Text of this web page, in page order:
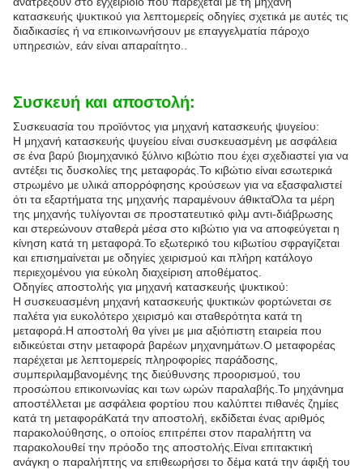
κατασκευής ψυκτικού για λεπτομερείς οδηγίες σχετικά με αυτές τις
διαδικασίες ή να επικοινωνήσουν με επαγγελματία πάροχο
υπηρεσιών, εάν είναι απαραίτητο..
Συσκευή και αποστολή:
Συσκευασία του προϊόντος για μηχανή κατασκευής ψυγείου:
Η μηχανή κατασκευής ψυγείου είναι συσκευασμένη με ασφάλεια
σε ένα βαρύ βιομηχανικό ξύλινο κιβώτιο που έχει σχεδιαστεί για να
αντέξει τις δυσκολίες της μεταφοράς.Το κιβώτιο είναι εσωτερικά
στρωμένο με υλικά απορρόφησης κρούσεων για να εξασφαλιστεί
ότι τα εξαρτήματα της μηχανής παραμένουν άθικταΌλα τα μέρη
της μηχανής τυλίγονται σε προστατευτικό φιλμ αντι-διάβρωσης
και στερεώνουν σταθερά μέσα στο κιβώτιο για να αποφεύγεται η
κίνηση κατά τη μεταφορά.Το εξωτερικό του κιβωτίου σφραγίζεται
και επισημαίνεται με οδηγίες χειρισμού και πλήρη κατάλογο
περιεχομένου για εύκολη διαχείριση αποθέματος.
Οδηγίες αποστολής για μηχανή κατασκευής ψυκτικού:
Η συσκευασμένη μηχανή κατασκευής ψυκτικών φορτώνεται σε
παλέτα για ευκολότερο χειρισμό και σταθερότητα κατά τη
μεταφορά.Η αποστολή θα γίνει με μια αξιόπιστη εταιρεία που
ειδικεύεται στην μεταφορά βαρέων μηχανημάτων.Ο μεταφορέας
παρέχεται με λεπτομερείς πληροφορίες παράδοσης,
συμπεριλαμβανομένης της διεύθυνσης προορισμού, του
προσώπου επικοινωνίας και των ωρών παραλαβής.Το μηχάνημα
αποστέλλεται με ασφάλεια φορτίου που καλύπτει πιθανές ζημίες
κατά τη μεταφοράΚατά την αποστολή, εκδίδεται ένας αριθμός
παρακολούθησης, ο οποίος επιτρέπει στον παραλήπτη να
παρακολουθεί την πρόοδο της αποστολής.Είναι επιτακτική
ανάγκη ο παραλήπτης να επιθεωρήσει το δέμα κατά την άφιξή του